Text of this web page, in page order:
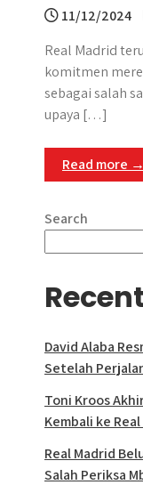
11/12/2024
Real Madrid
komitmen
sebagai salah
upaya […]
Read more →
Search
David Alaba
Setelah
Toni Kroos
Kembali ke
Real Madrid
Salah Periksa